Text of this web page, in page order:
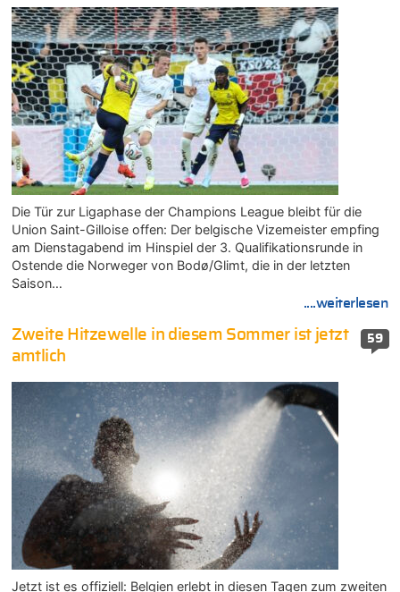
Die Tür zur Ligaphase der Champions League bleibt für die
Union Saint-Gilloise offen: Der belgische Vizemeister empfing
am Dienstagabend im Hinspiel der 3. Qualifikationsrunde in
Ostende die Norweger von Bodø/Glimt, die in der letzten
Saison…
....weiterlesen
59
Zweite Hitzewelle in diesem Sommer ist jetzt
amtlich
Jetzt ist es offiziell: Belgien erlebt in diesen Tagen zum zweiten